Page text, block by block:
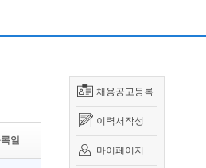
채용공고등록
이력서작성
마이페이지
일